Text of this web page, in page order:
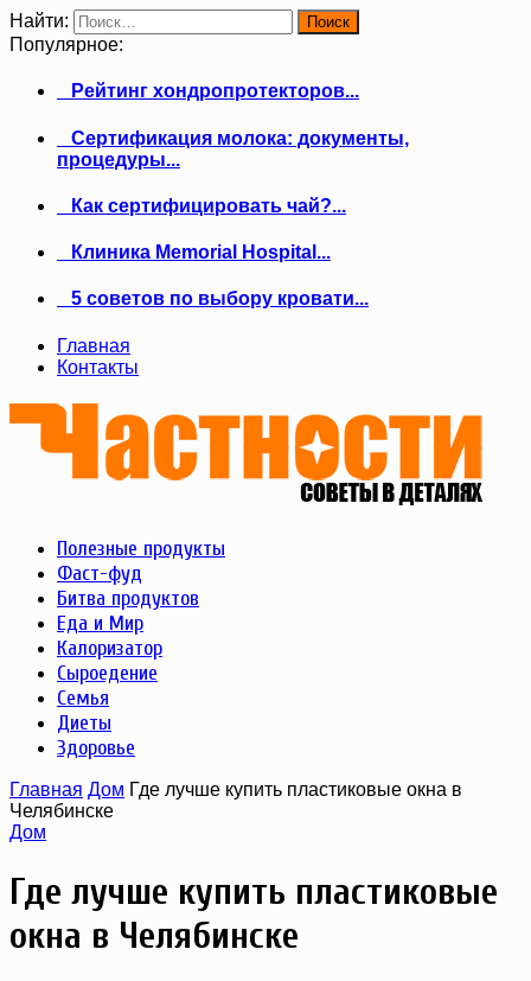
Найти:
Популярное:
Рейтинг хондропротекторов...
Сертификация молока: документы,
процедуры...
Как сертифицировать чай?...
Клиника Memorial Hospital...
5 советов по выбору кровати...
Главная
Контакты
Полезные продукты
Фаст-фуд
Битва продуктов
Еда и Мир
Калоризатор
Сыроедение
Семья
Диеты
Здоровье
Главная Дом Где лучше купить пластиковые окна в
Челябинске
Дом
Где лучше купить пластиковые
окна в Челябинске